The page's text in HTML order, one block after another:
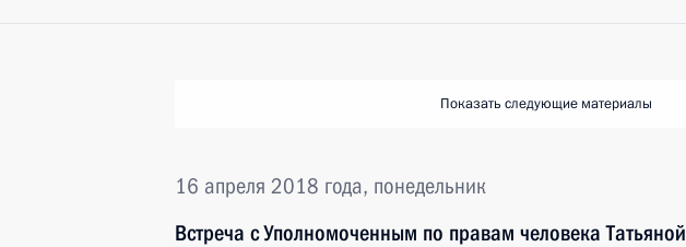
Показать следующие материалы
16 апреля 2018 года, понедельник
Встреча с Уполномоченным по правам человека Татьяной